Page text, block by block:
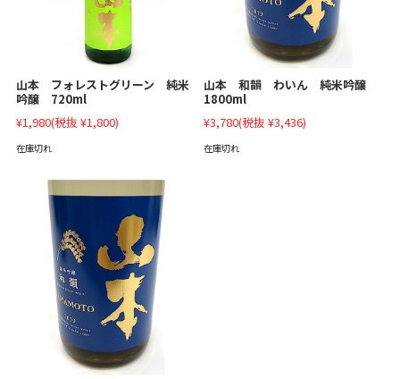
山本 フォレストグリーン 純米
吟醸 720ml
¥1,980(税抜 ¥1,800)
在庫切れ
山本 和韻 わいん 純米吟醸
1800ml
¥3,780(税抜 ¥3,436)
在庫切れ